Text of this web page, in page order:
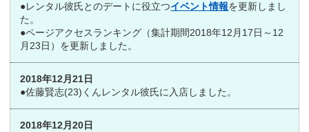
●レンタル彼氏とのデートに役立つイベント情報を更新しまし
た。
●ページアクセスランキング（集計期間2018年12月17日～12
月23日）を更新しました。
2018年12月21日
●佐藤賢志(23)くんレンタル彼氏に入店しました。
2018年12月20日